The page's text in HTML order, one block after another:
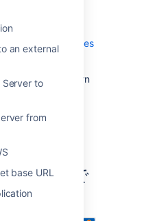
an external
to
from
base URL
for checking that
in commit messages
for delegated
users. To learn
ステータ
ルタイムで